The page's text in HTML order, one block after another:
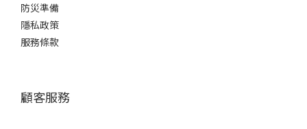
防災準備
隱私政策
服務條款
顧客服務